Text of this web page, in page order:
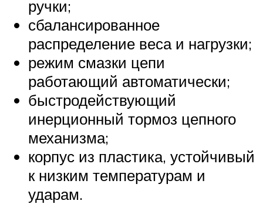
ручки;
сбалансированное
распределение веса и нагрузки;
режим смазки цепи
работающий автоматически;
быстродействующий
инерционный тормоз цепного
механизма;
корпус из пластика, устойчивый
к низким температурам и
ударам.